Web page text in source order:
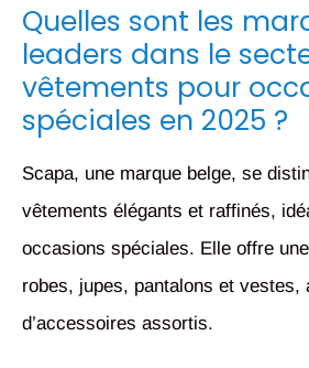
Quelles sont les
leaders dans le
vêtements pour
spéciales en 2025 ?
Scapa, une marque belge, se
vêtements élégants et raffinés,
occasions spéciales. Elle offre
robes, jupes, pantalons et vestes,
d’accessoires assortis.